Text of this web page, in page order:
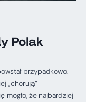
Polak
przypadkowo.
„chorują”
mogło, że najbardziej